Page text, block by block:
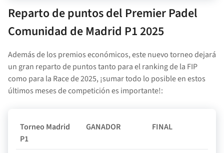
Reparto de puntos del Premier Padel
Comunidad de Madrid P1 2025
Además de los premios económicos, este nuevo torneo dejará
un gran reparto de puntos tanto para el ranking de la FIP
como para la Race de 2025, ¡sumar todo lo posible en estos
últimos meses de competición es importante!:
Torneo Madrid
P1
GANADOR FINAL